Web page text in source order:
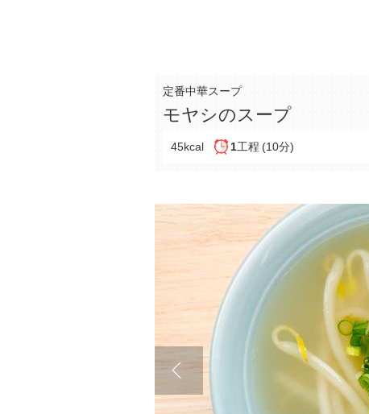
定番中華スープ
モヤシのスープ
45kcal 1工程 (10分)